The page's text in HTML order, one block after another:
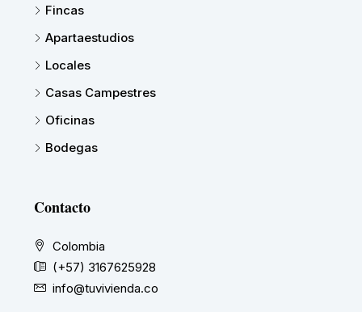
Fincas
Apartaestudios
Locales
Casas Campestres
Oficinas
Bodegas
Contacto
Colombia
(+57) 3167625928
info@tuvivienda.co